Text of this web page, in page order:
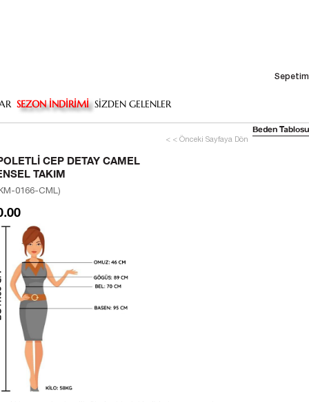
Sepetim
SEZON İNDİRİMİ SİZDEN GELENLER
< < Önceki Sayfaya Dön
CEP DETAY CAMEL
TAKIM
0166-CML)
Beden Tablosu